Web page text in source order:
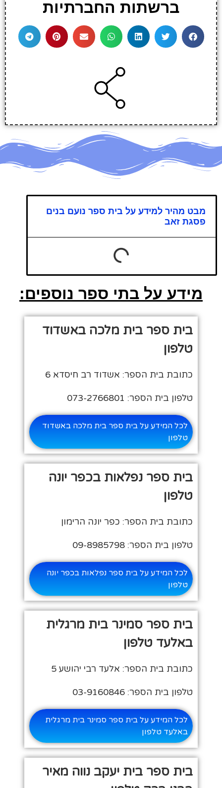
ברשתות החברתיות
מבט מהיר למידע על בית ספר נועם בנים
פסגת זאב
מידע על בתי ספר נוספים:
בית ספר בית מלכה באשדוד
טלפון
כתובת בית הספר: אשדוד רב חיסדא 6
טלפון בית הספר: 073-2766801
לכל המידע על בית ספר בית מלכה באשדוד
טלפון
בית ספר נפלאות בכפר יונה
טלפון
כתובת בית הספר: כפר יונה הרימון
טלפון בית הספר: 09-8985798
לכל המידע על בית ספר נפלאות בכפר יונה
טלפון
בית ספר סמינר בית מרגלית
באלעד טלפון
כתובת בית הספר: אלעד רבי יהושע 5
טלפון בית הספר: 03-9160846
לכל המידע על בית ספר סמינר בית מרגלית
באלעד טלפון
בית ספר בית יעקב נווה מאיר